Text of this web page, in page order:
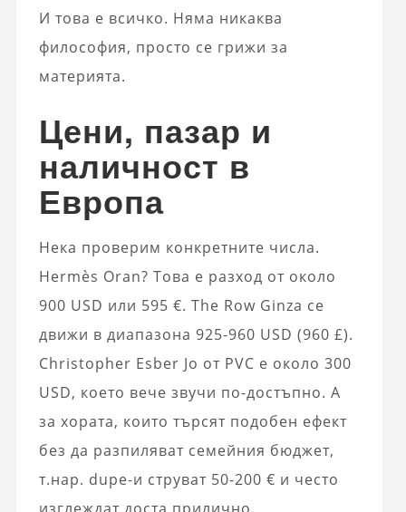
И това е всичко. Няма никаква
философия, просто се грижи за
материята.
Цени, пазар и
наличност в
Европа
Нека проверим конкретните числа.
Hermès Oran? Това е разход от около
900 USD или 595 €. The Row Ginza се
движи в диапазона 925-960 USD (960 £).
Christopher Esber Jo от PVC е около 300
USD, което вече звучи по-достъпно. А
за хората, които търсят подобен ефект
без да разпиляват семейния бюджет,
т.нар. dupe-и струват 50-200 € и често